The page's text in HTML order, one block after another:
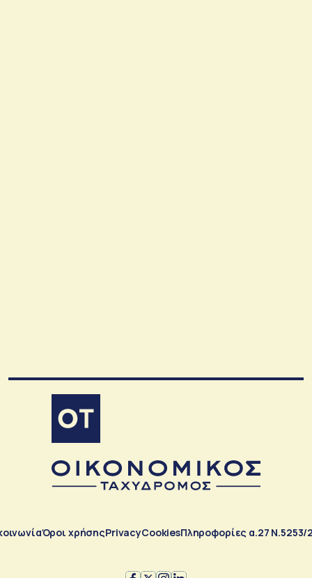
Όροι χρήσηςPrivacyCookiesΠληροφορίες α.27 Ν.5253/